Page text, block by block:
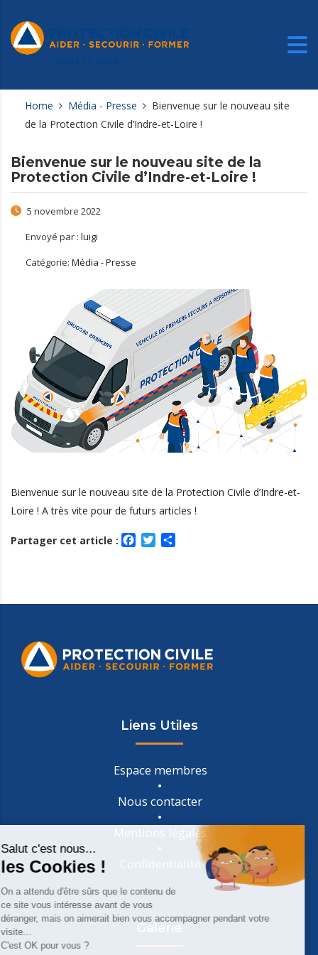
Home Média - Presse
Bienvenue sur le nouveau site
de la Protection Civile d’Indre-et-Loire !
Bienvenue sur le nouveau site de la
Protection Civile d’Indre-et-Loire !
5 novembre 2022
Envoyé par : luigi
Catégorie: Média - Presse
Bienvenue sur le nouveau site de la Protection Civile d’Indre-et-
Loire ! A très vite pour de futurs articles !
Partager cet article : Facebook
Twitter
Liens Utiles
Espace membres
Nous contacter
Mentions légales
Confidentialité